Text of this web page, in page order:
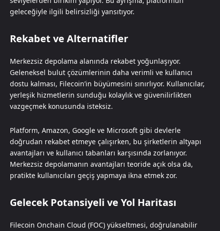
geleceğiyle ilgili belirsizliği yansıtıyor.
Rekabet ve Alternatifler
Merkezsiz depolama alanında rekabet yoğunlaşıyor.
Geleneksel bulut çözümlerinin daha verimli ve kullanıcı
dostu kalması, Filecoin’in büyümesini sınırlıyor. Kullanıcılar,
yerleşik hizmetlerin sunduğu kolaylık ve güvenilirlikten
vazgeçmek konusunda isteksiz.
Platform, Amazon, Google ve Microsoft gibi devlerle
doğrudan rekabet etmeye çalışırken, bu şirketlerin altyapı
avantajları ve kullanıcı tabanları karşısında zorlanıyor.
Merkezsiz depolamanın avantajları teoride açık olsa da,
pratikte kullanıcıları geçiş yapmaya ikna etmek zor.
Gelecek Potansiyeli ve Yol Haritası
Filecoin Onchain Cloud (FOC) yükseltmesi, doğrulanabilir